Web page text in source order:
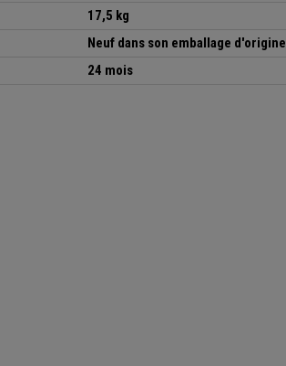
17,5 kg
Neuf dans son emballage d'origine
24 mois